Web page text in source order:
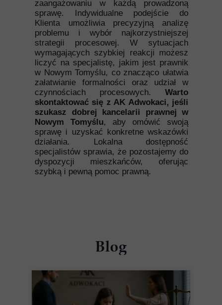
zaangażowaniu w każdą prowadzoną
sprawę. Indywidualne podejście do
Klienta umożliwia precyzyjną analizę
problemu i wybór najkorzystniejszej
strategii procesowej. W sytuacjach
wymagających szybkiej reakcji możesz
liczyć na specjalistę, jakim jest prawnik
w Nowym Tomyślu, co znacząco ułatwia
załatwianie formalności oraz udział w
czynnościach procesowych. Warto
skontaktować się z AK Adwokaci, jeśli
szukasz dobrej kancelarii prawnej w
Nowym Tomyślu, aby omówić swoją
sprawę i uzyskać konkretne wskazówki
działania. Lokalna dostępność
specjalistów sprawia, że pozostajemy do
dyspozycji mieszkańców, oferując
szybką i pewną pomoc prawną.
Blog